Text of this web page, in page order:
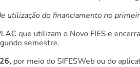
utilização do financiamento no
que utilizam o Novo FIES e
semestre.
por meio do SIFESWeb ou do